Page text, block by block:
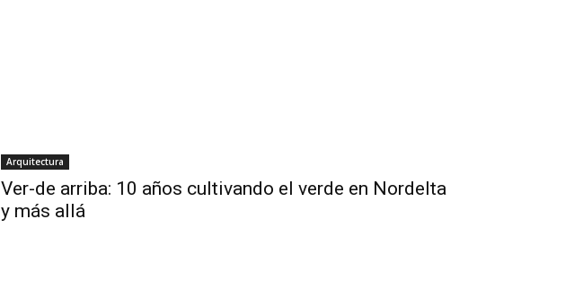
Arquitectura
Ver-de arriba: 10 años cultivando el verde en Nordelta
y más allá